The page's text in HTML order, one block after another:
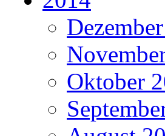
Oktober